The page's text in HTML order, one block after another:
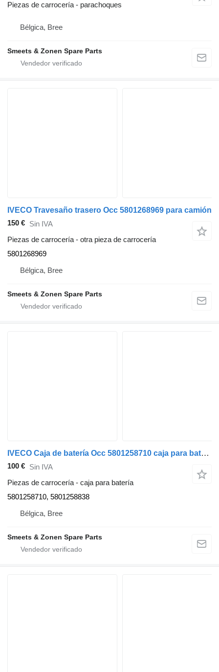
Piezas de carrocería - parachoques
Bélgica, Bree
Smeets & Zonen Spare Parts
IVECO Travesaño trasero Occ 5801268969 para camión
150 € Sin IVA
Piezas de carrocería - otra pieza de carrocería
5801268969
Bélgica, Bree
Smeets & Zonen Spare Parts
IVECO Caja de batería Occ 5801258710 caja para batería para camión
100 € Sin IVA
Piezas de carrocería - caja para batería
5801258710, 5801258838
Bélgica, Bree
Smeets & Zonen Spare Parts